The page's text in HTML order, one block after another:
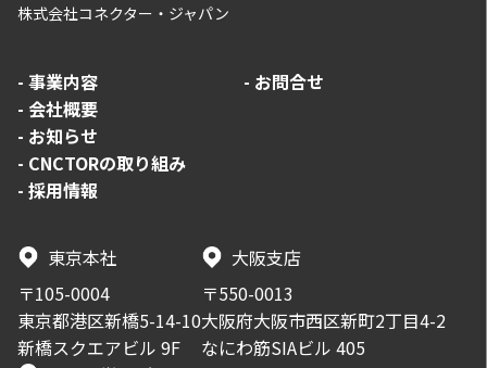
株式会社コネクター・ジャパン
東京本社
〒105-0004
東京都港区新橋5-14-10
新橋スクエアビル 9F
大阪支店
〒550-0013
大阪府大阪市西区新町2丁目4-2
なにわ筋SIAビル 405
- 事業内容
- 会社概要
- お知らせ
- CNCTORの取り組み
- 採用情報
- お問合せ